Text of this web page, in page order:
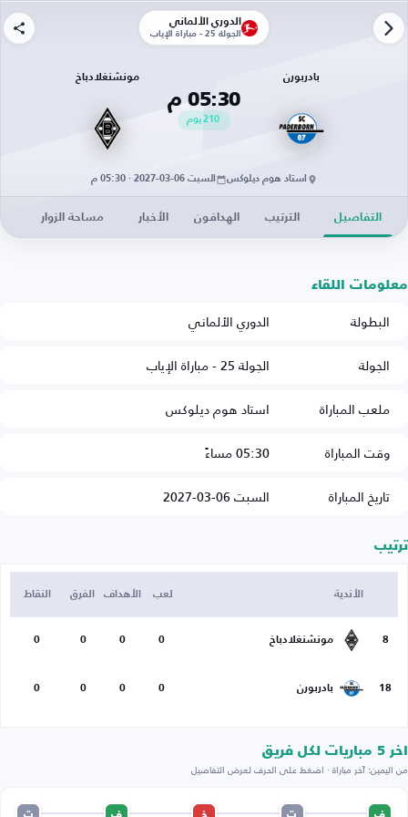
الدوري الألماني
الجولة 25 - مباراة الإياب
بادربورن
05:30 م
210يوم
مونشنغلادباخ
استاد هوم ديلوكس السبت 06-03-2027 · 05:30 م
التفاصيل الترتيب الهدافون الأخبار مساحة الزوار
معلومات اللقاء
البطولة
الدوري الألماني
الجولة
الجولة 25 - مباراة الإياب
ملعب المباراة
استاد هوم ديلوكس
وقت المباراة
05:30 مساءً
تاريخ المباراة
السبت 06-03-2027
ترتيب
الأندية لعب الأهداف الفرق النقاط
8 مونشنغلادباخ 0
0
0
0
18 بادربورن 0
0
0
0
اخر 5 مباريات لكل فريق
من اليمين: آخر مباراة · اضغط على الحرف لعرض التفاصيل